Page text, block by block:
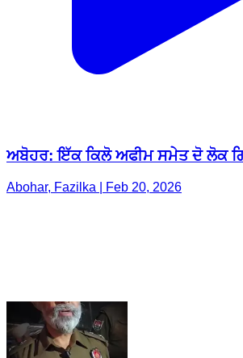
ਅਬੋਹਰ: ਇੱਕ ਕਿਲੋ ਅਫੀਮ ਸਮੇਤ ਦੋ ਲੋਕ
Abohar, Fazilka | Feb 20, 2026